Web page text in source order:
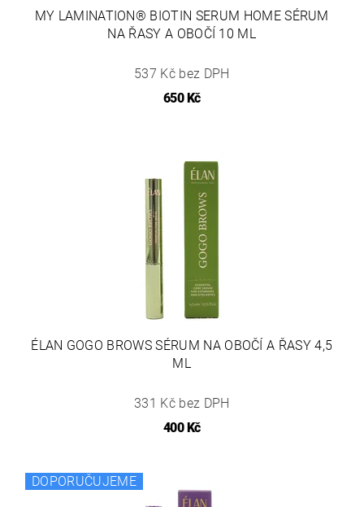
MY LAMINATION® BIOTIN SERUM HOME SÉRUM
NA ŘASY A OBOČÍ 10 ML
537 Kč bez DPH
650 Kč
ÉLAN GOGO BROWS SÉRUM NA OBOČÍ A ŘASY 4,5
ML
331 Kč bez DPH
400 Kč
DOPORUČUJEME